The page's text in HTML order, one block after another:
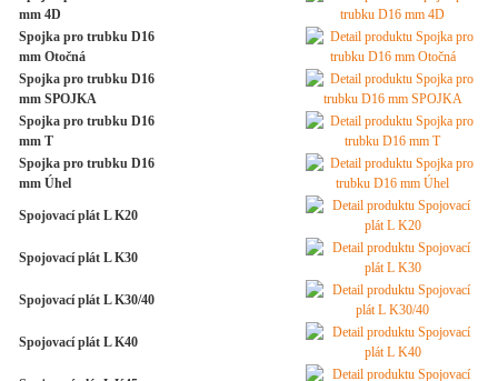
mm 4D
Spojka pro trubku D16
mm Otočná
Spojka pro trubku D16
mm SPOJKA
Spojka pro trubku D16
mm T
Spojka pro trubku D16
mm Úhel
Spojovací plát L K20
Spojovací plát L K30
Spojovací plát L K30/40
Spojovací plát L K40